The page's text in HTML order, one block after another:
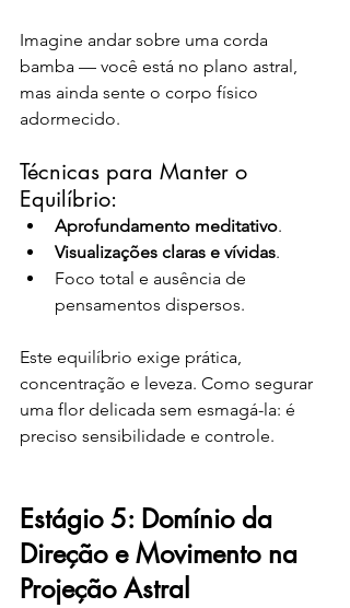
Imagine andar sobre uma corda
bamba — você está no plano astral,
mas ainda sente o corpo físico
adormecido.
Técnicas para Manter o
Equilíbrio:
Aprofundamento meditativo.
Visualizações claras e vívidas.
Foco total e ausência de
pensamentos dispersos.
Este equilíbrio exige prática,
concentração e leveza. Como segurar
uma flor delicada sem esmagá-la: é
preciso sensibilidade e controle.
Estágio 5: Domínio da
Direção e Movimento na
Projeção Astral